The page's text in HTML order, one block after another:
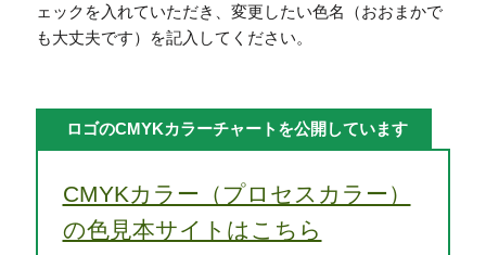
ェックを入れていただき、変更したい色名（おおまかで
も大丈夫です）を記入してください。
ロゴのCMYKカラーチャートを公開しています
CMYKカラー（プロセスカラー）
の色見本サイトはこちら